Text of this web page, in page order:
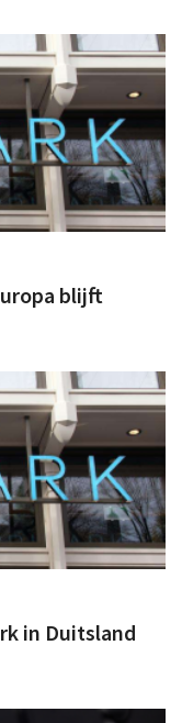
blijft
in Duitsland